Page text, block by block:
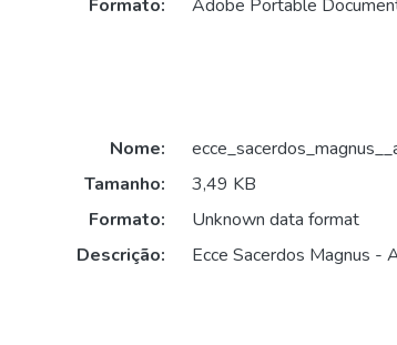
Formato:
Adobe Portable
Nome:
Tamanho:
3,49 KB
Formato:
Unknown data format
Descrição:
Ecce Sacerdos Magnus -